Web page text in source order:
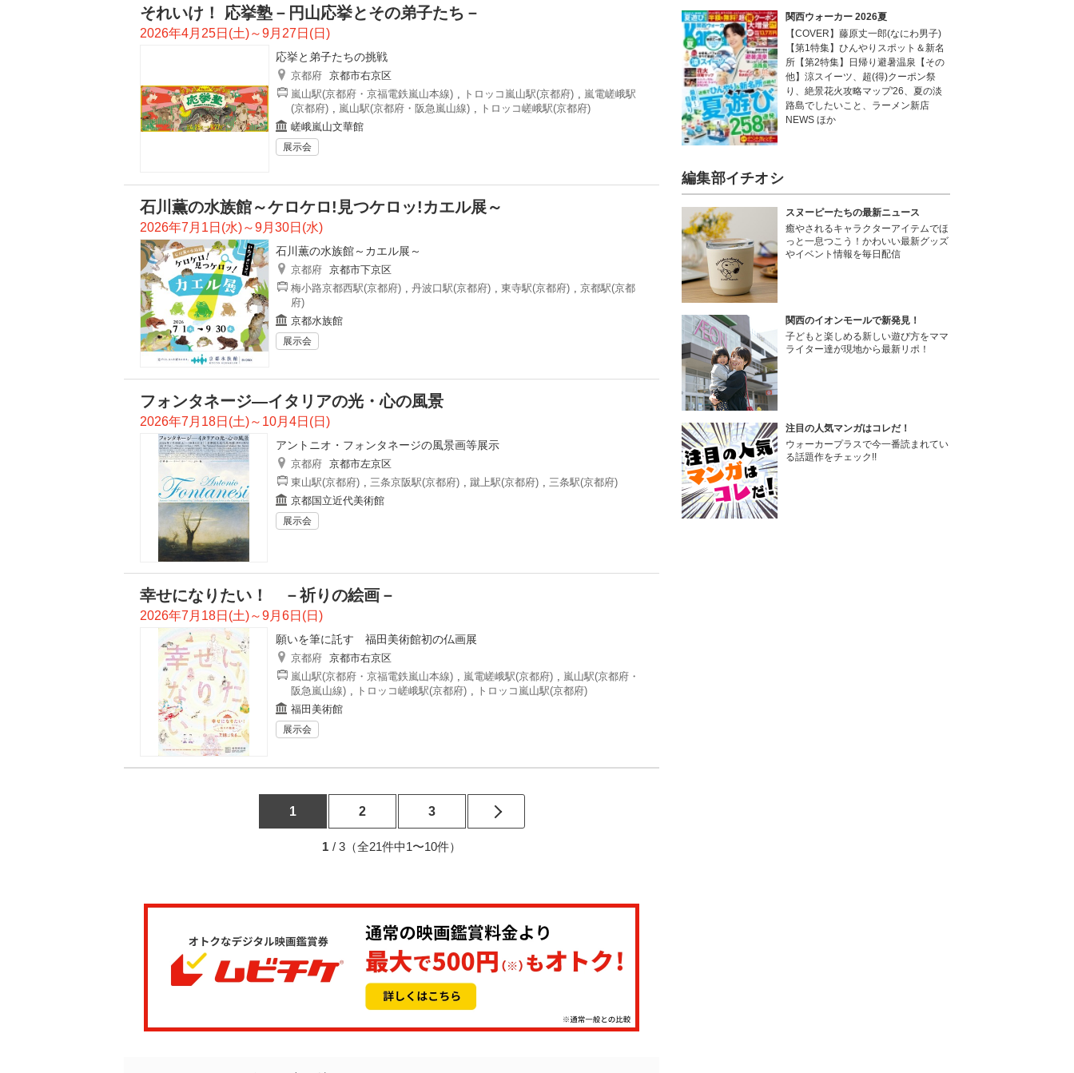
それいけ！ 応挙塾－円山応挙とその弟子たち－
2026年4月25日(土)～9月27日(日)
応挙と弟子たちの挑戦
京都府 京都市右京区
嵐山駅(京都府・京福電鉄嵐山本線) , トロッコ嵐山駅(京都府) , 嵐電嵯峨駅
(京都府) , 嵐山駅(京都府・阪急嵐山線) ,
トロッコ嵯峨駅(京都府)
嵯峨嵐山文華館
展示会
石川薫の水族館～ケロケロ!見つケロッ!カエル展～
2026年7月1日(水)～9月30日(水)
石川薫の水族館～カエル展～
京都府 京都市下京区
梅小路京都西駅(京都府) , 丹波口駅(京都府) , 東寺駅(京都府) , 京都駅(京都
府)
京都水族館
展示会
フォンタネージ—イタリアの光・心の風景
2026年7月18日(土)～10月4日(日)
アントニオ・フォンタネージの風景画等展示
京都府 京都市左京区
東山駅(京都府) , 三条京阪駅(京都府) , 蹴上駅(京都府) , 三条駅(京都府)
京都国立近代美術館
展示会
幸せになりたい！ －祈りの絵画－
2026年7月18日(土)～9月6日(日)
願いを筆に託す 福田美術館初の仏画展
京都府 京都市右京区
嵐山駅(京都府・京福電鉄嵐山本線) , 嵐電嵯峨駅(京都府) , 嵐山駅(京都府・
阪急嵐山線) , トロッコ嵯峨駅(京都府) ,
トロッコ嵐山駅(京都府)
福田美術館
展示会
1 2 3
1 / 3（全21件中1〜10件）
関西ウォーカー 2026夏
【COVER】藤原丈一郎(なにわ男子)
【第1特集】ひんやりスポット＆新名
所【第2特集】日帰り避暑温泉【その
他】涼スイーツ、超(得)クーポン祭
り、絶景花火攻略マップ'26、夏の淡
路島でしたいこと、ラーメン新店
NEWS ほか
編集部イチオシ
スヌーピーたちの最新ニュース
癒やされるキャラクターアイテムでほ
っと一息つこう！かわいい最新グッズ
やイベント情報を毎日配信
関西のイオンモールで新発見！
子どもと楽しめる新しい遊び方をママ
ライター達が現地から最新リポ！
注目の人気マンガはコレだ！
ウォーカープラスで今一番読まれてい
る話題作をチェック!!